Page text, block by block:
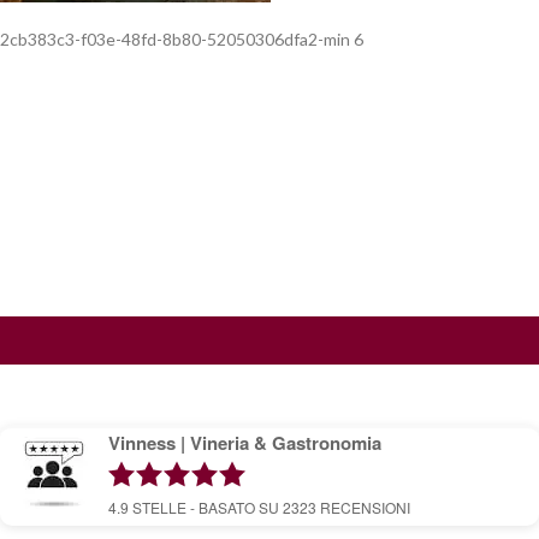
2cb383c3-f03e-48fd-8b80-52050306dfa2-min 6
Vinness | Vineria & Gastronomia
4.9 STELLE - BASATO SU 2323 RECENSIONI